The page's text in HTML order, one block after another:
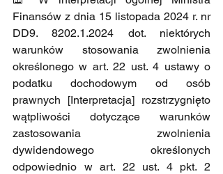
Finansów z dnia 15 listopada 2024 r. nr
DD9. 8202.1.2024 dot. niektórych
warunków stosowania zwolnienia
określonego w art. 22 ust. 4 ustawy o
podatku dochodowym od osób
prawnych [Interpretacja] rozstrzygnięto
wątpliwości dotyczące warunków
zastosowania zwolnienia
dywidendowego określonych
odpowiednio w art. 22 ust. 4 pkt. 2